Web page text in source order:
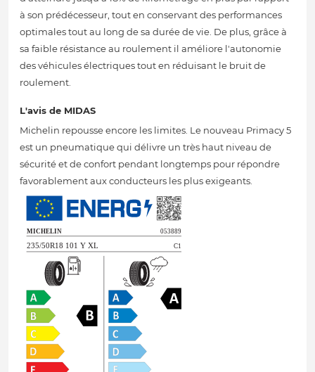
à son prédécesseur, tout en conservant des performances
optimales tout au long de sa durée de vie. De plus, grâce à
sa faible résistance au roulement il améliore l'autonomie
des véhicules électriques tout en réduisant le bruit de
roulement.
L'avis de MIDAS
Michelin repousse encore les limites. Le nouveau Primacy 5
est un pneumatique qui délivre un très haut niveau de
sécurité et de confort pendant longtemps pour répondre
favorablement aux conducteurs les plus exigeants.